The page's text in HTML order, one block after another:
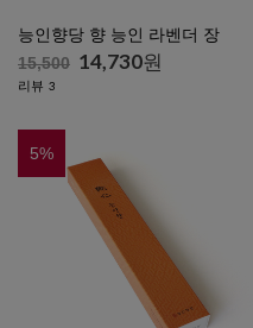
능인향당 향 능인 라벤더 장
15,500 14,730원
리뷰 3
5%